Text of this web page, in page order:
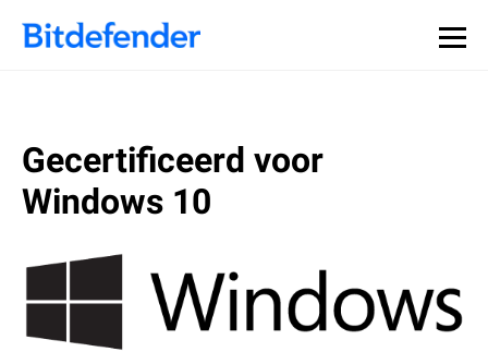
Gecertificeerd voor
Windows 10